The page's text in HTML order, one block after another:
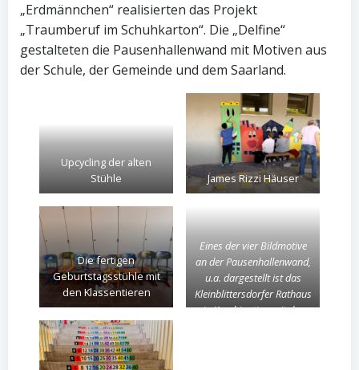
„Erdmännchen“ realisierten das Projekt
„Traumberuf im Schuhkarton“. Die „Delfine“
gestalteten die Pausenhallenwand mit Motiven aus
der Schule, der Gemeinde und dem Saarland.
Upcycling der alten
Stühle
James Rizzi Häuser
Die fertigen
Geburtstagsstühle mit
den Klassentieren
Eines der vier Bildmotive
an der Pausenhallenwand,
u.a. dargestellt ist das
Kleinblittersdorfer Rathaus
in Kombination mit der